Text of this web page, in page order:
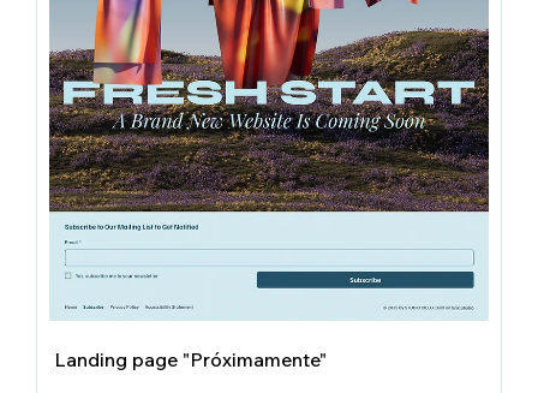
Landing page "Próximamente"